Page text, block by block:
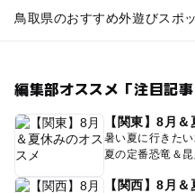
鳥取県のおすすめ外遊びスポ
編集部オススメ「注目記事
【関東】8月
暑い夏に行きた
夏の定番恐竜＆昆
【関西】8月